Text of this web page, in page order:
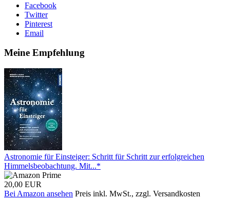
Facebook
Twitter
Pinterest
Email
Meine Empfehlung
Astronomie für Einsteiger: Schritt für Schritt zur erfolgreichen
Himmelsbeobachtung. Mit...*
20,00 EUR
Bei Amazon ansehen Preis inkl. MwSt., zzgl. Versandkosten